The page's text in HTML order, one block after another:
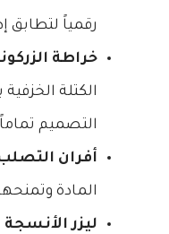
رقمياً
خراطة
الكتلة
التصميم
أفران
المادة
ليزر الأنسجة